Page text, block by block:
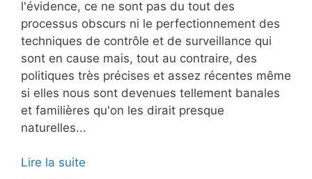
l'évidence, ce ne sont pas du tout des
processus obscurs ni le perfectionnement des
techniques de contrôle et de surveillance qui
sont en cause mais, tout au contraire, des
politiques très précises et assez récentes même
si elles nous sont devenues tellement banales
et familières qu'on les dirait presque
naturelles...
Lire la suite